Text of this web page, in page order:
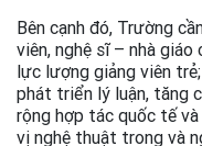
Bên cạnh đó, Trường
viên, nghệ sĩ – nhà
lực lượng giảng viên
phát triển lý luận, tăng
rộng hợp tác quốc tế
vị nghệ thuật trong và